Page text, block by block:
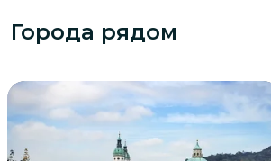
Города рядом